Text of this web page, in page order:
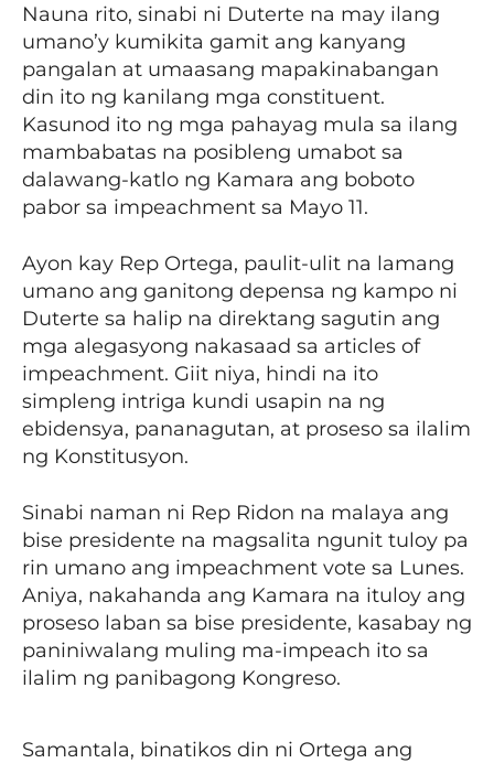
Nauna rito, sinabi ni Duterte na may ilang
umano’y kumikita gamit ang kanyang
pangalan at umaasang mapakinabangan
din ito ng kanilang mga constituent.
Kasunod ito ng mga pahayag mula sa ilang
mambabatas na posibleng umabot sa
dalawang-katlo ng Kamara ang boboto
pabor sa impeachment sa Mayo 11.
Ayon kay Rep Ortega, paulit-ulit na lamang
umano ang ganitong depensa ng kampo ni
Duterte sa halip na direktang sagutin ang
mga alegasyong nakasaad sa articles of
impeachment. Giit niya, hindi na ito
simpleng intriga kundi usapin na ng
ebidensya, pananagutan, at proseso sa ilalim
ng Konstitusyon.
Sinabi naman ni Rep Ridon na malaya ang
bise presidente na magsalita ngunit tuloy pa
rin umano ang impeachment vote sa Lunes.
Aniya, nakahanda ang Kamara na ituloy ang
proseso laban sa bise presidente, kasabay ng
paniniwalang muling ma-impeach ito sa
ilalim ng panibagong Kongreso.
Samantala, binatikos din ni Ortega ang